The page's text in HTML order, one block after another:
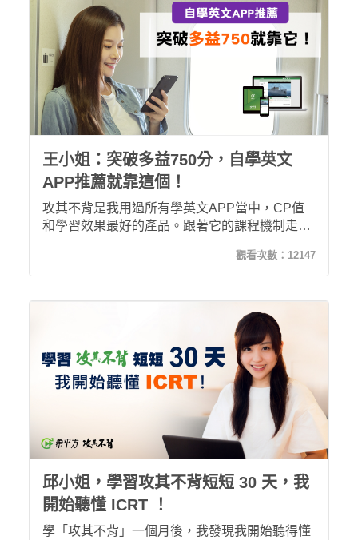
王小姐：突破多益750分，自學英文
APP推薦就靠這個！
攻其不背是我用過所有學英文APP當中，CP值
和學習效果最好的產品。跟著它的課程機制走，
「記憶」單字。現在的我多益成績已拿到760
分，也能夠聽懂全英文的新聞和廣播了！
觀看次數： 12147
邱小姐，學習攻其不背短短 30 天，我
開始聽懂 ICRT ！
學「攻其不背」一個月後，我發現我開始聽得懂